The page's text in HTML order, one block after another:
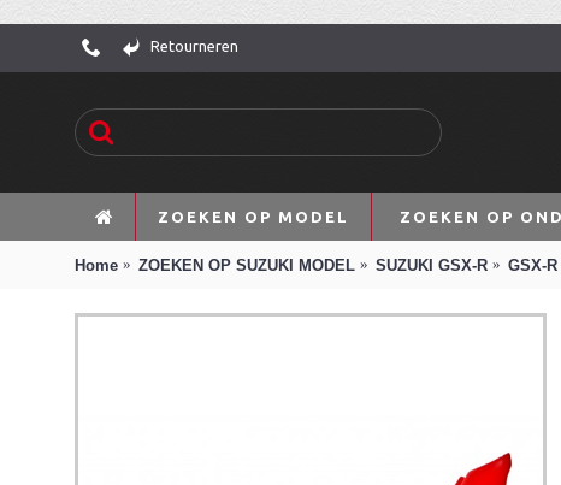
Retourneren
ZOEKEN OP MODEL ZOEKEN OP
Home ZOEKEN OP SUZUKI MODEL SUZUKI GSX-R GSX-R